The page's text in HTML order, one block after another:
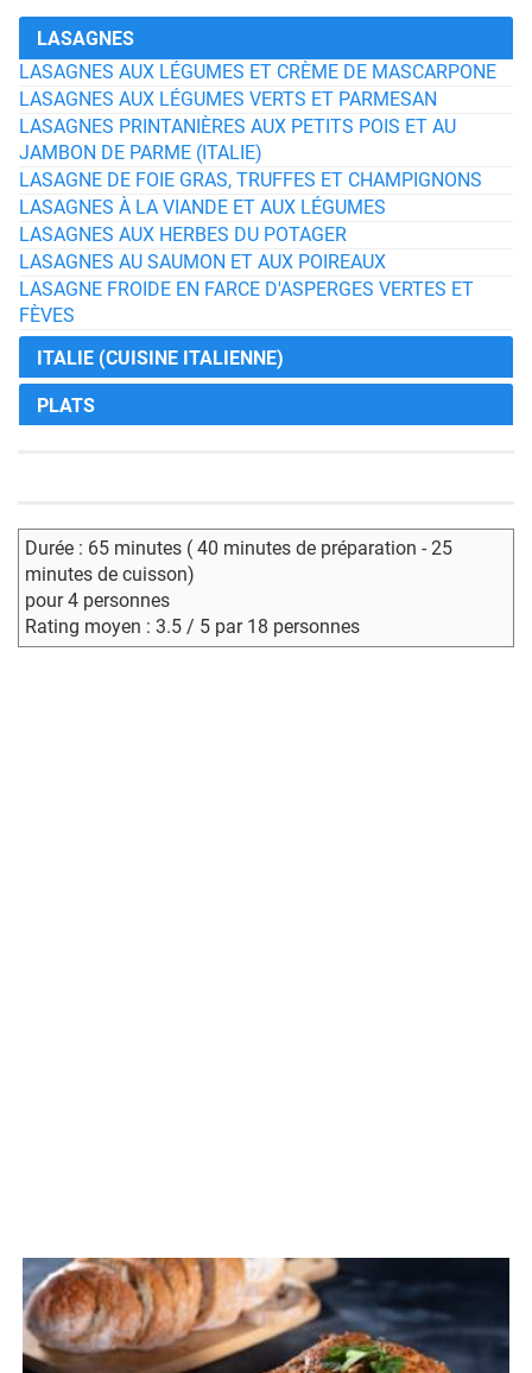
LASAGNES
LASAGNES AUX LÉGUMES ET CRÈME DE MASCARPONE
LASAGNES AUX LÉGUMES VERTS ET PARMESAN
LASAGNES PRINTANIÈRES AUX PETITS POIS ET AU
JAMBON DE PARME (ITALIE)
LASAGNE DE FOIE GRAS, TRUFFES ET CHAMPIGNONS
LASAGNES À LA VIANDE ET AUX LÉGUMES
LASAGNES AUX HERBES DU POTAGER
LASAGNES AU SAUMON ET AUX POIREAUX
LASAGNE FROIDE EN FARCE D'ASPERGES VERTES ET
FÈVES
ITALIE (CUISINE ITALIENNE)
PLATS
Durée : 65 minutes ( 40 minutes de préparation - 25
minutes de cuisson)
pour 4 personnes
Rating moyen : 3.5 / 5 par 18 personnes